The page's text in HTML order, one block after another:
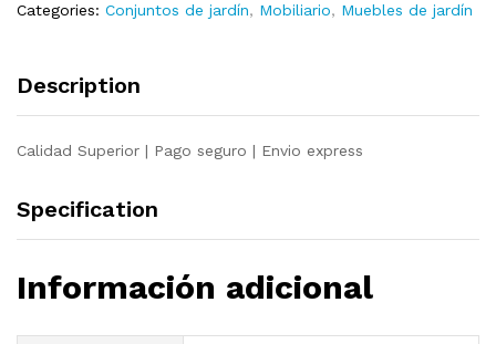
Categories: Conjuntos de jardín, Mobiliario, Muebles de jardín
Description
Calidad Superior | Pago seguro | Envio express
Specification
Información adicional